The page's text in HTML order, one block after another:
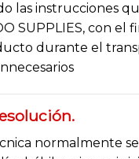
las instrucciones
SUPPLIES, con el
durante el
normalmente